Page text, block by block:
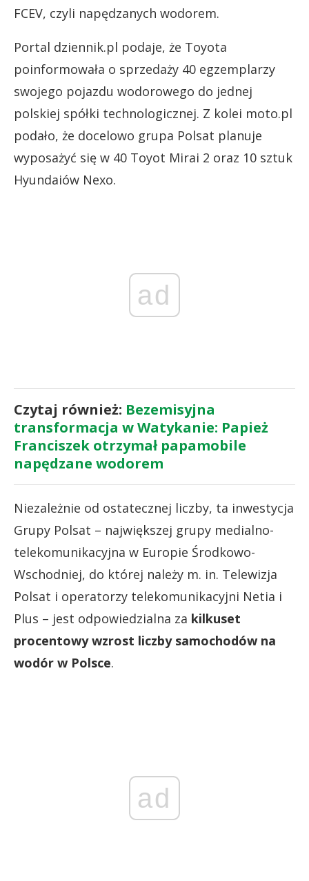
FCEV, czyli napędzanych wodorem.
Portal dziennik.pl podaje, że Toyota
poinformowała o sprzedaży 40 egzemplarzy
swojego pojazdu wodorowego do jednej
polskiej spółki technologicznej. Z kolei moto.pl
podało, że docelowo grupa Polsat planuje
wyposażyć się w 40 Toyot Mirai 2 oraz 10 sztuk
Hyundaiów Nexo.
ad
Czytaj również: Bezemisyjna
transformacja w Watykanie: Papież
Franciszek otrzymał papamobile
napędzane wodorem
Niezależnie od ostatecznej liczby, ta inwestycja
Grupy Polsat – największej grupy medialno-
telekomunikacyjna w Europie Środkowo-
Wschodniej, do której należy m. in. Telewizja
Polsat i operatorzy telekomunikacyjni Netia i
Plus – jest odpowiedzialna za kilkuset
procentowy wzrost liczby samochodów na
wodór w Polsce.
ad